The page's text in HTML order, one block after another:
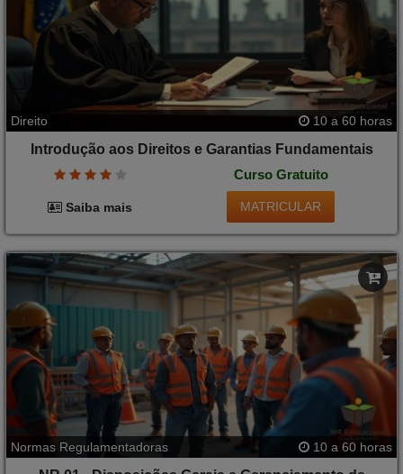
Direito 10 a 60 horas
Introdução aos Direitos e Garantias Fundamentais
Curso Gratuito
Saiba mais MATRICULAR
Normas Regulamentadoras 10 a 60 horas